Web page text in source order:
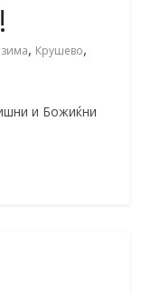
зима, Крушево,
и Божиќни